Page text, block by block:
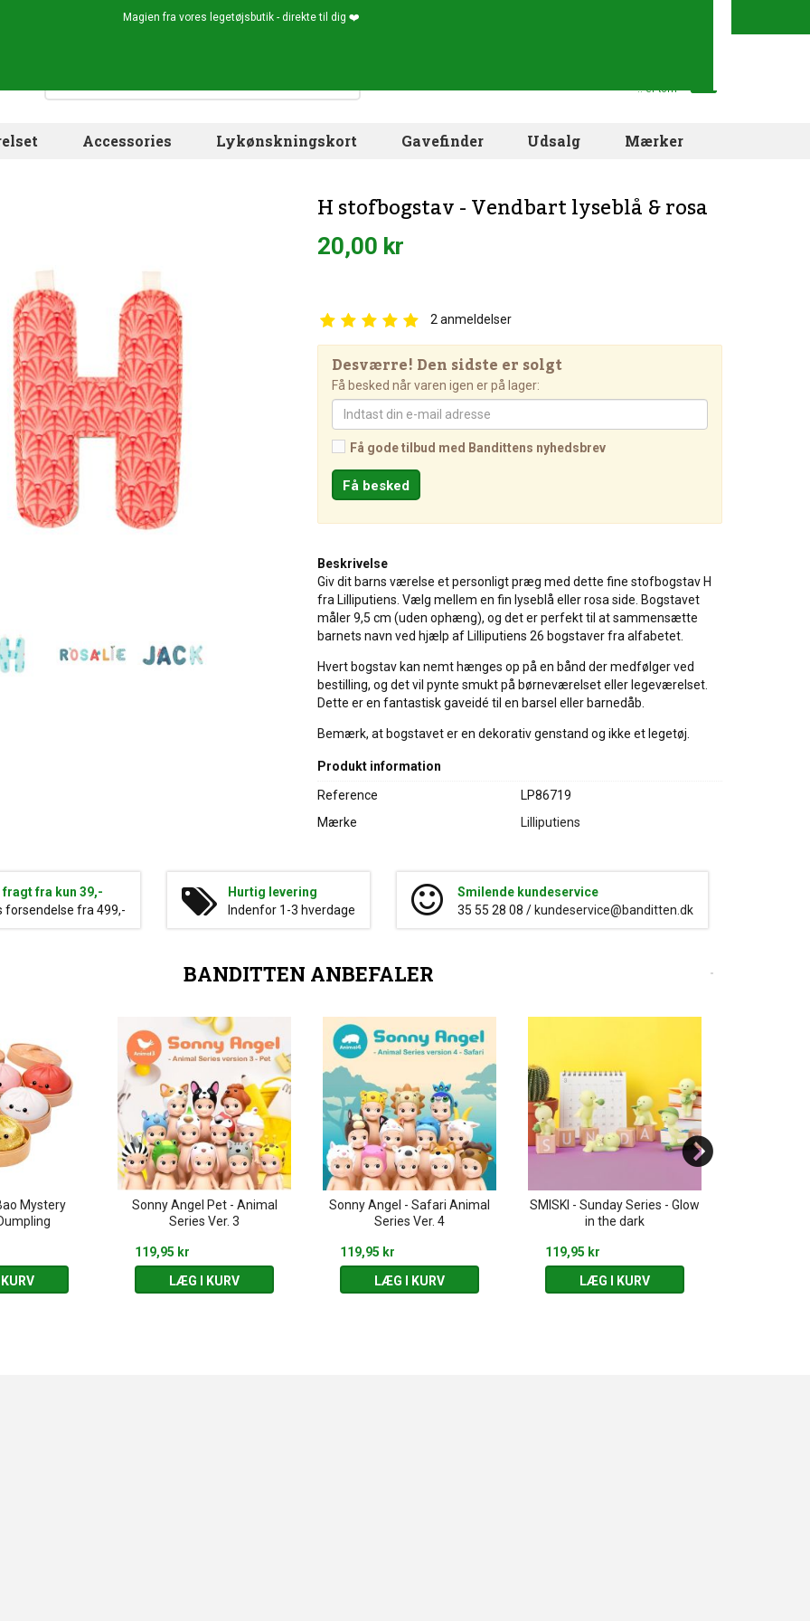
Magien fra vores legetøjsbutik - direkte til dig ❤️
.. er tom
Accessories Lykønskningskort Gavefinder Udsalg Mærker
H stofbogstav - Vendbart lyseblå & rosa
20,00 kr
2 anmeldelser
Desværre! Den sidste er solgt
Få besked når varen igen er på lager:
Få gode tilbud med Bandittens nyhedsbrev
Beskrivelse
Giv dit barns værelse et personligt præg med dette fine stofbogstav H
fra Lilliputiens. Vælg mellem en fin lyseblå eller rosa side. Bogstavet
måler 9,5 cm (uden ophæng), og det er perfekt til at sammensætte
barnets navn ved hjælp af Lilliputiens 26 bogstaver fra alfabetet.
Hvert bogstav kan nemt hænges op på en bånd der medfølger ved
bestilling, og det vil pynte smukt på børneværelset eller legeværelset.
Dette er en fantastisk gaveidé til en barsel eller barnedåb.
Bemærk, at bogstavet er en dekorativ genstand og ikke et legetøj.
Produkt information
Reference
LP86719
Mærke
Lilliputiens
fragt fra kun 39,-
forsendelse fra 499,-
Hurtig levering
Indenfor 1-3 hverdage
Smilende kundeservice
35 55 28 08 / kundeservice@banditten.dk
BANDITTEN ANBEFALER
Mystery
Sonny Angel Pet - Animal
Series Ver. 3
119,95 kr
LÆG I KURV
Sonny Angel - Safari Animal
Series Ver. 4
119,95 kr
LÆG I KURV
SMISKI - Sunday Series - Glow
in the dark
119,95 kr
LÆG I KURV